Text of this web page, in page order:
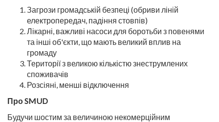
Загрози громадській безпеці (обриви ліній
електропередач, падіння стовпів)
Лікарні, важливі насоси для боротьби з повенями
та інші об'єкти, що мають великий вплив на
громаду
Території з великою кількістю знеструмлених
споживачів
Розсіяні, менші відключення
Про SMUD
Будучи шостим за величиною некомерційним